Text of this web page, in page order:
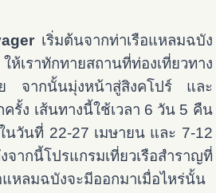
เริ่มต้นจากท่าเรือแหลมฉบัง
ราทักทายสถานที่ท่องเที่ยวทาง
ย จากนั้นมุ่งหน้าสู่สิงคโปร์ และ
รั้ง เส้นทางนี้ใช้เวลา 6 วัน 5 คืน
นวันที่ 22-27 เมษายน และ 7-12
กนี้โปรแกรมเที่ยวเรือสำราญที่
แหลมฉบังจะมีออกมาเมื่อไหร่นั้น